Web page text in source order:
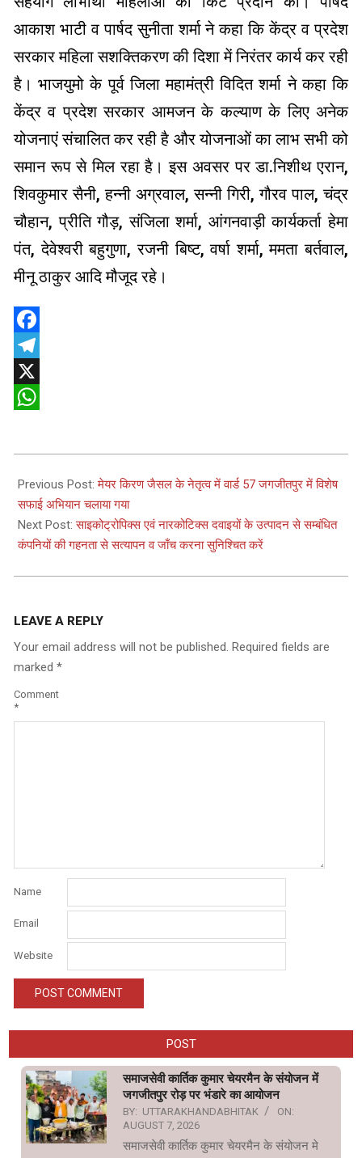
आकाश भाटी व पार्षद सुनीता शर्मा ने कहा कि केंद्र व प्रदेश
सरकार महिला सशक्तिकरण की दिशा में निरंतर कार्य कर रही
है। भाजयुमो के पूर्व जिला महामंत्री विदित शर्मा ने कहा कि
केंद्र व प्रदेश सरकार आमजन के कल्याण के लिए अनेक
योजनाएं संचालित कर रही है और योजनाओं का लाभ सभी को
समान रूप से मिल रहा है। इस अवसर पर डा.निशीथ एरान,
शिवकुमार सैनी, हन्नी अग्रवाल, सन्नी गिरी, गौरव पाल, चंद्र
चौहान, प्रीति गौड़, संजिला शर्मा, आंगनवाड़ी कार्यकर्ता हेमा
पंत, देवेश्वरी बहुगुणा, रजनी बिष्ट, वर्षा शर्मा, ममता बर्तवाल,
मीनू ठाकुर आदि मौजूद रहे।
Facebook
Telegram
X
03-
27
Previous Post:मेयर किरण जैसल के नेतृत्व में वार्ड 57 जगजीतपुर में विशेष
सफाई अभियान चलाया गया
Next Post:साइकोट्रोपिक्स एवं नारकोटिक्स दवाइयों के उत्पादन से सम्बंधित
कंपनियों की गहनता से सत्यापन व जाँच करना सुनिश्चित करें
LEAVE A REPLY
Your email address will not be published. Required fields are
marked *
Comment
*
Name
Email
Website
POST
समाजसेवी कार्तिक कुमार चेयरमैन के संयोजन में
जगजीतपुर रोड़ पर भंडारे का आयोजन
BY: UTTARAKHANDABHITAK
ON:
AUGUST 7, 2026
समाजसेवी कार्तिक कुमार चेयरमैन के संयोजन मे